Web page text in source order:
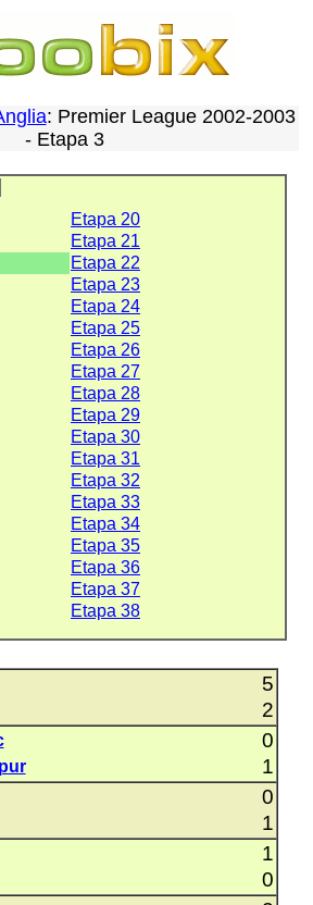
: Premier League 2002-2003
- Etapa 3
Etapa 20
Etapa 21
Etapa 22
Etapa 23
Etapa 24
Etapa 25
Etapa 26
Etapa 27
Etapa 28
Etapa 29
Etapa 30
Etapa 31
Etapa 32
Etapa 33
Etapa 34
Etapa 35
Etapa 36
Etapa 37
Etapa 38
5
2
0
1
0
1
1
0